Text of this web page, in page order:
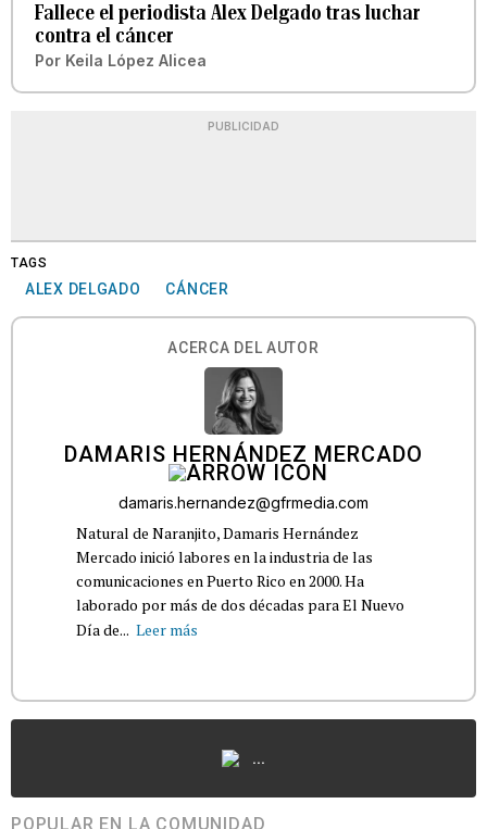
Fallece el periodista Alex Delgado tras luchar
contra el cáncer
Por Keila López Alicea
PUBLICIDAD
TAGS
ALEX DELGADO CÁNCER
ACERCA DEL AUTOR
DAMARIS HERNÁNDEZ MERCADO
damaris.hernandez@gfrmedia.com
Natural de Naranjito, Damaris Hernández
Mercado inició labores en la industria de las
comunicaciones en Puerto Rico en 2000. Ha
laborado por más de dos décadas para El Nuevo
Día de... Leer más
...
POPULAR EN LA COMUNIDAD